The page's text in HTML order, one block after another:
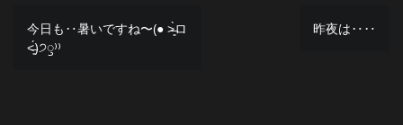
投
稿
今日も‥暑いですね〜(● ˃̶͈̀ロ
˂̶͈́)੭ꠥ⁾⁾
昨夜は‥‥